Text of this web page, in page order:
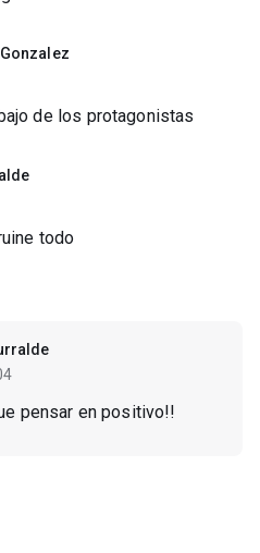
de los protagonistas
todo
pensar en positivo!!